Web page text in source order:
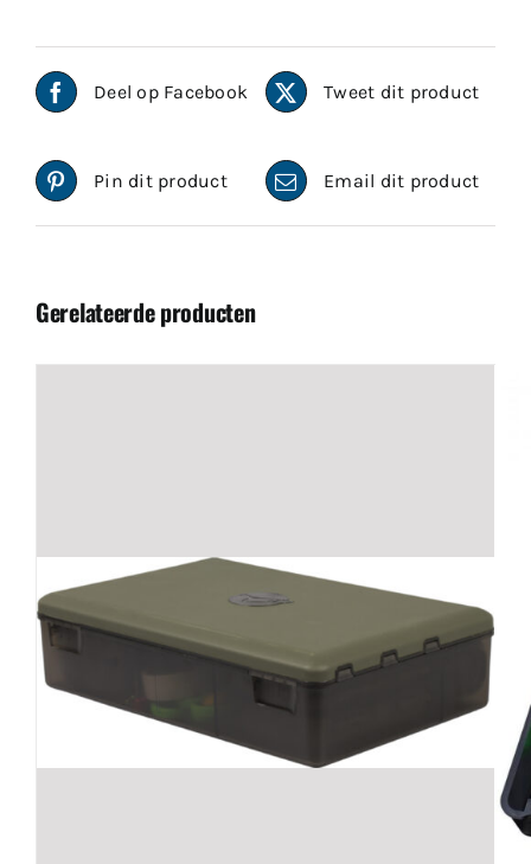
Deel op Facebook Tweet dit product
Pin dit product Email dit product
Gerelateerde producten